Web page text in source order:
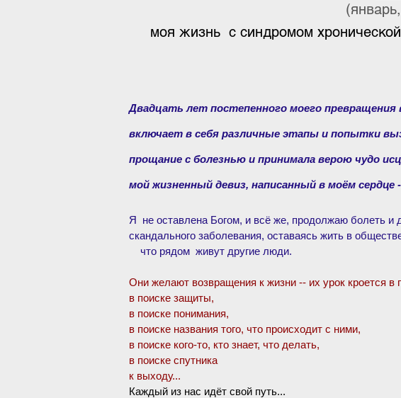
(январь,
моя жизнь с синдромом
Двадцать лет постепенного моего
включает в себя различные этапы и попытки
прощание с болезнью и принимала верою чудо
мой жизненный девиз, написанный в моём сердце
Я не оставлена Богом, и всё же, продолжаю болеть и
скандального заболевания, оставаясь жить в
что рядом живут другие люди.
Они желают возвращения к жизни -- их урок кроется в
в поиске защиты,
в поиске понимания,
в поиске названия того, что происходит с ними,
в поиске кого-то, кто знает, что делать,
в поиске спутника
к выходу...
Каждый из нас идёт свой путь...